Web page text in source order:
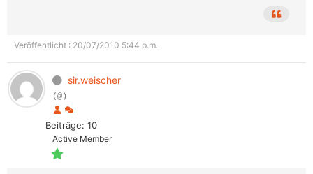
Veröffentlicht : 20/07/2010 5:44 p.m.
sir.weischer
(@)
Beiträge: 10
Active Member